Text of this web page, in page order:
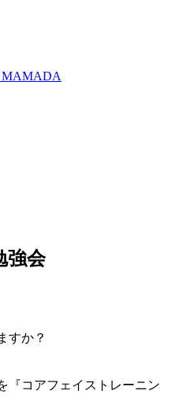
強会
すか？
『コアフェイストレーニン